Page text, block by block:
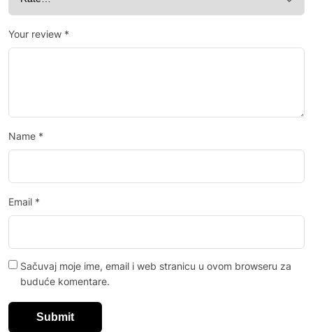
Your review *
Name *
Email *
Sačuvaj moje ime, email i web stranicu u ovom browseru za
buduće komentare.